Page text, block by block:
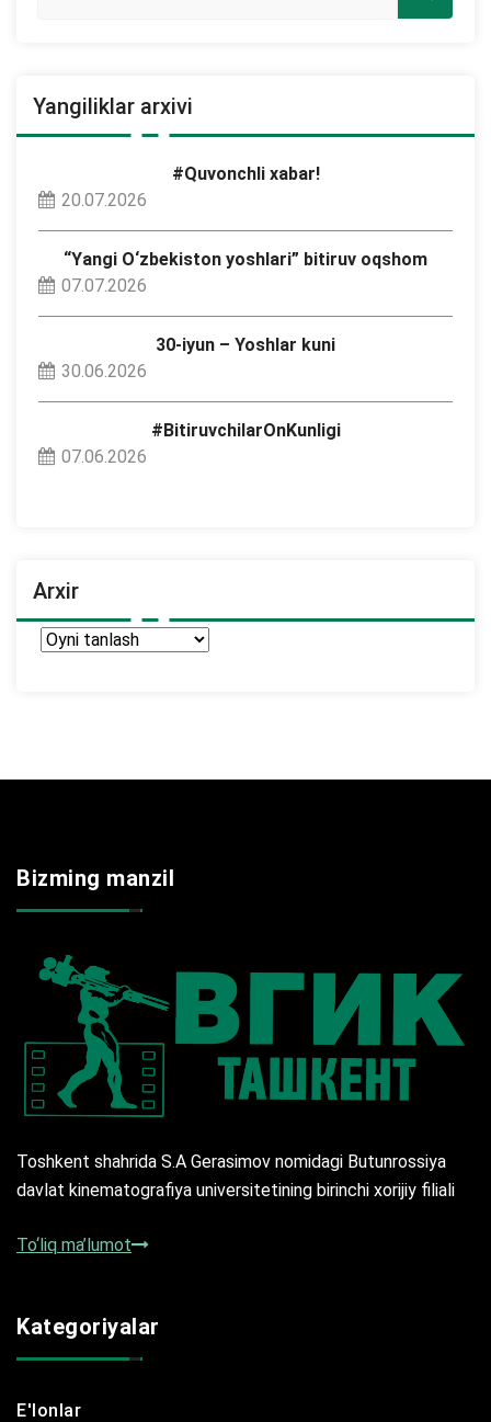
Yangiliklar arxivi
#Quvonchli xabar!
20.07.2026
“Yangi O‘zbekiston yoshlari” bitiruv oqshom
07.07.2026
30-iyun – Yoshlar kuni
30.06.2026
#BitiruvchilarOnKunligi
07.06.2026
Arxir
Arxir
Bizming manzil
Toshkent shahrida S.A Gerasimov nomidagi Butunrossiya
davlat kinematografiya universitetining birinchi xorijiy filiali
To‘liq ma’lumot
Kategoriyalar
E'lonlar